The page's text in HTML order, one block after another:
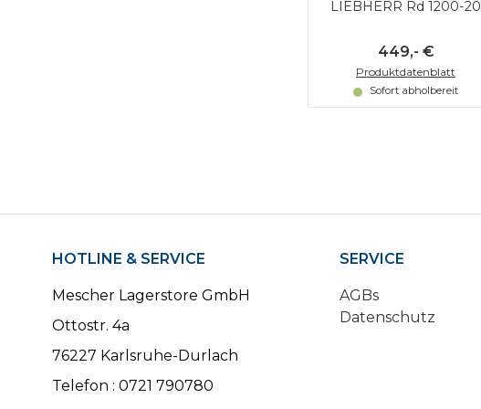
LIEBHERR Rd 1200-20
449,- €
Produktdatenblatt
Sofort abholbereit
HOTLINE & SERVICE
Mescher Lagerstore GmbH
Ottostr. 4a
76227 Karlsruhe-Durlach
Telefon : 0721 790780
SERVICE
AGBs
Datenschutz